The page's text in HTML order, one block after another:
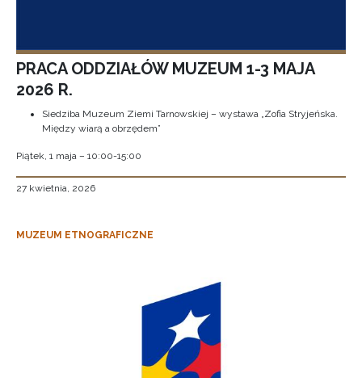
PRACA ODDZIAŁÓW MUZEUM 1-3 MAJA
2026 R.
Siedziba Muzeum Ziemi Tarnowskiej – wystawa „Zofia Stryjeńska.
Między wiarą a obrzędem”
Piątek, 1 maja – 10:00-15:00
27 kwietnia, 2026
MUZEUM ETNOGRAFICZNE